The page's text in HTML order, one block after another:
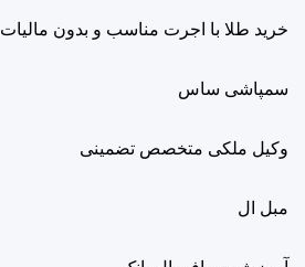
خرید طلا با اجرت مناسب و بدون مالیات
سمپاشی ساس
وکیل ملکی متخصص تضمینی
مبل ال